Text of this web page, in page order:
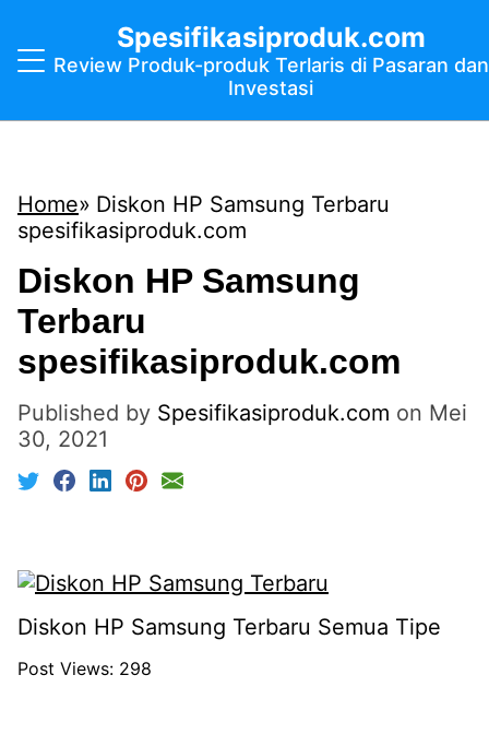
Spesifikasiproduk.com
Review Produk-produk Terlaris di Pasaran dan
Investasi
Home
Diskon HP Samsung Terbaru
spesifikasiproduk.com
Diskon HP Samsung
Terbaru
spesifikasiproduk.com
Published by Spesifikasiproduk.com on Mei
30, 2021
Diskon HP Samsung Terbaru Semua Tipe
Post Views: 298